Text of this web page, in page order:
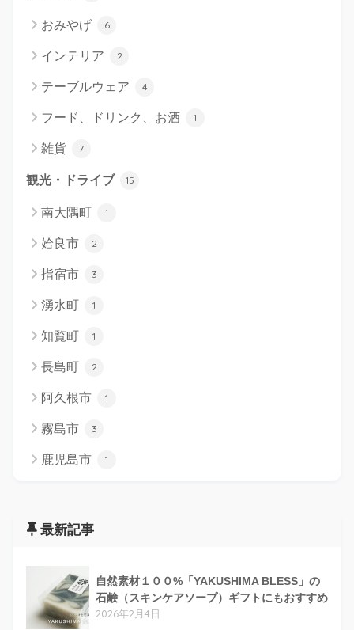
おみやげ 6
インテリア 2
テーブルウェア 4
フード、ドリンク、お酒 1
雑貨 7
観光・ドライブ 15
南大隅町 1
姶良市 2
指宿市 3
湧水町 1
知覧町 1
長島町 2
阿久根市 1
霧島市 3
鹿児島市 1
最新記事
自然素材１００%「YAKUSHIMA BLESS」の
石鹸（スキンケアソープ）ギフトにもおすすめ
2026年2月4日